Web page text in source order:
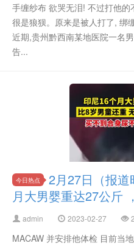
手缠纱布 欲哭无泪! 不过打他
很是狼狈。原来是被人打了, 绑
近期,贵州黔西南某地医院一名
告...
今日热点
2月27日（报
月大男婴重达27公斤
admin 2023-02-27
MACAW 并安排他体检 目前当